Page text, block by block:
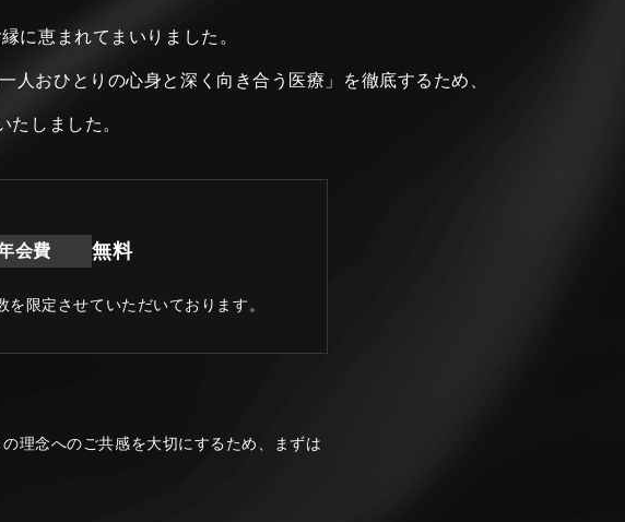
に恵まれてまいりました。
一人おひとりの心身と深く向き合う医療」を徹底するため、
しました。
会費 無料
を限定させていただいております。
理念へのご共感を大切にするため、まずは